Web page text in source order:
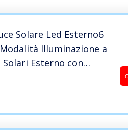
Solare Led Esterno6
Illuminazione a
Solari Esterno con
Movimento, IP65